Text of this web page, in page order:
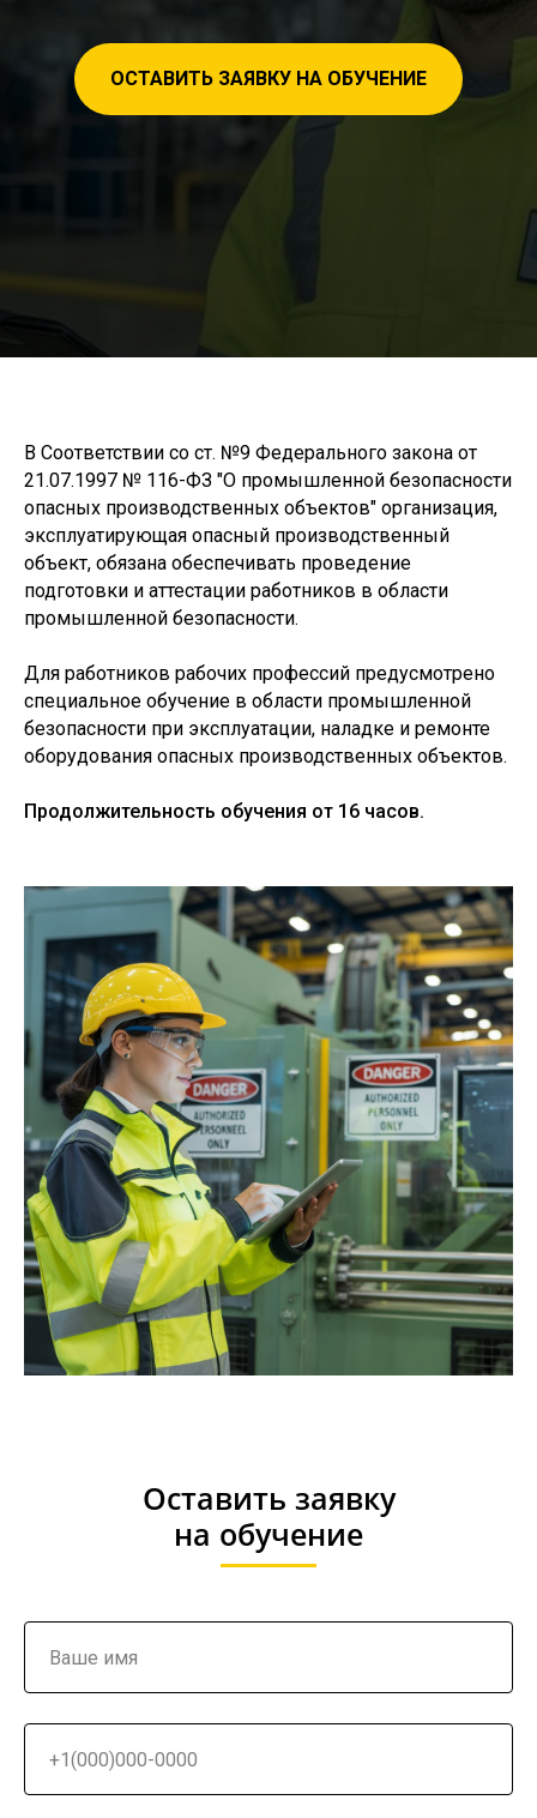
ОСТАВИТЬ ЗАЯВКУ НА ОБУЧЕНИЕ
В Соответствии со ст. №9 Федерального закона от
21.07.1997 № 116-ФЗ "О промышленной безопасности
опасных производственных объектов" организация,
эксплуатирующая опасный производственный
объект, обязана обеспечивать проведение
подготовки и аттестации работников в области
промышленной безопасности.
Для работников рабочих профессий предусмотрено
специальное обучение в области промышленной
безопасности при эксплуатации, наладке и ремонте
оборудования опасных производственных объектов.
Продолжительность обучения от 16 часов.
Оставить заявку
на обучение